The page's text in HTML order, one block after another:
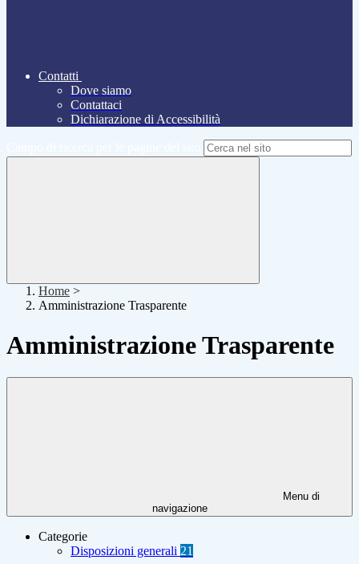
Contatti
Dove siamo
Contattaci
Dichiarazione di Accessibilità
Home >
Amministrazione Trasparente
Amministrazione Trasparente
Menu di
navigazione
Categorie
Disposizioni generali 21